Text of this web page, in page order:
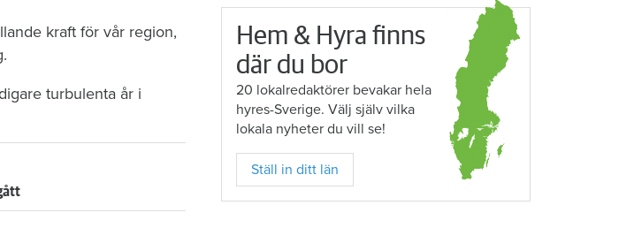
kraft för vår region,
turbulenta år i
Hem & Hyra finns
där du bor
20 lokalredaktörer bevakar hela
hyres-Sverige. Välj själv vilka
lokala nyheter du vill se!
Ställ in ditt län